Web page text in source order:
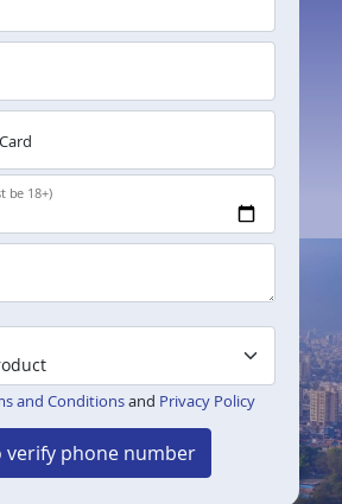
be 18+)
and Conditionsand Privacy Policy
verify phone number